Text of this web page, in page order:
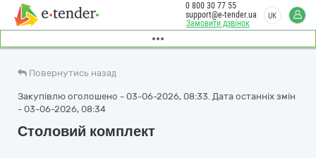
Замовити дзвінок
0 800 30 77 55
support@e-tender.ua
UK
Повернутись назад
Закупівлю оголошено - 03-06-2026, 08:33. Дата останніх змін
- 03-06-2026, 08:34
Столовий комплект